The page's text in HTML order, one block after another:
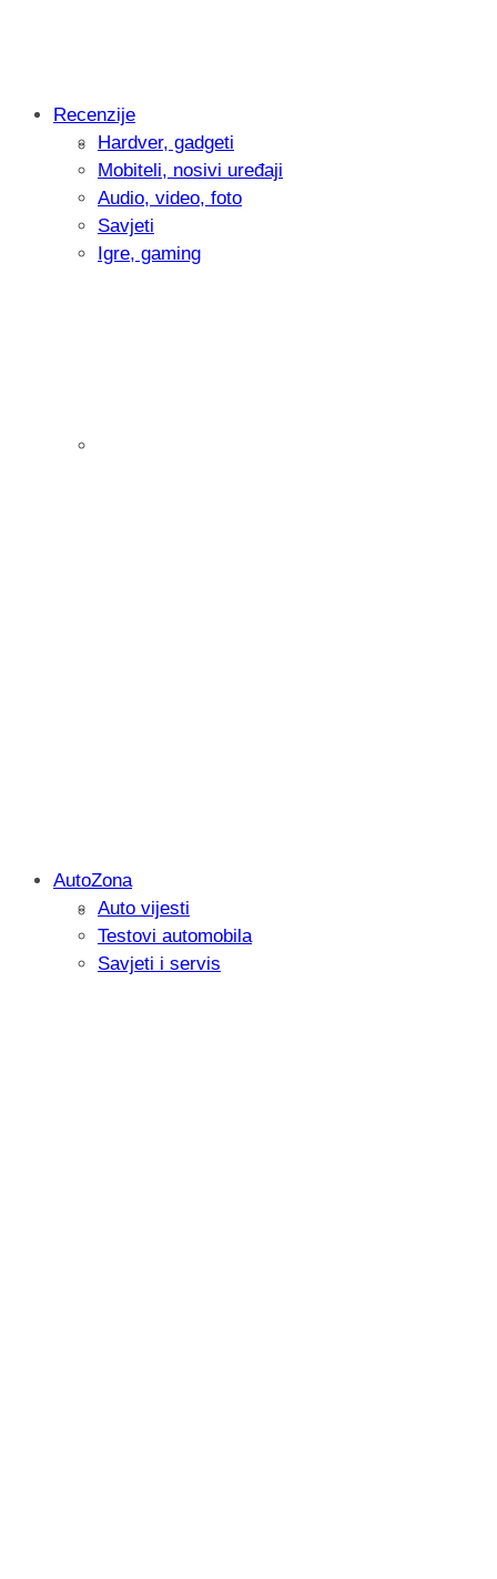
Intervju: Goran Jović, fotograf -
Recenzije
Hardver, gadgeti
Mobiteli, nosivi uređaji
Audio, video, foto
Savjeti
Igre, gaming
Savjetujemo: Što učiniti kada vaš
AutoZona
Auto vijesti
Testovi automobila
Savjeti i servis